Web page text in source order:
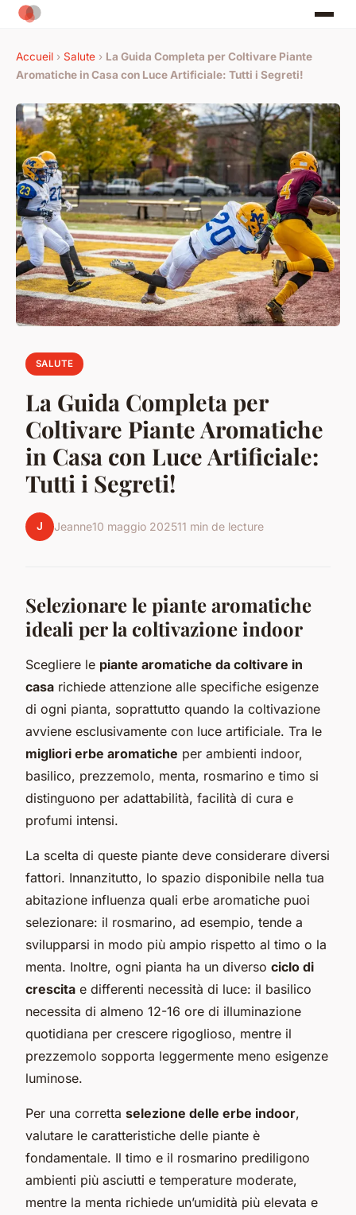
Accueil › Salute › La Guida Completa per Coltivare Piante
Aromatiche in Casa con Luce Artificiale: Tutti i Segreti!
SALUTE
La Guida Completa per
Coltivare Piante Aromatiche
in Casa con Luce Artificiale:
Tutti i Segreti!
J Jeanne10 maggio 202511 min de lecture
Selezionare le piante aromatiche
ideali per la coltivazione indoor
Scegliere le piante aromatiche da coltivare in
casa richiede attenzione alle specifiche esigenze
di ogni pianta, soprattutto quando la coltivazione
avviene esclusivamente con luce artificiale. Tra le
migliori erbe aromatiche per ambienti indoor,
basilico, prezzemolo, menta, rosmarino e timo si
distinguono per adattabilità, facilità di cura e
profumi intensi.
La scelta di queste piante deve considerare diversi
fattori. Innanzitutto, lo spazio disponibile nella tua
abitazione influenza quali erbe aromatiche puoi
selezionare: il rosmarino, ad esempio, tende a
svilupparsi in modo più ampio rispetto al timo o la
menta. Inoltre, ogni pianta ha un diverso ciclo di
crescita e differenti necessità di luce: il basilico
necessita di almeno 12-16 ore di illuminazione
quotidiana per crescere rigoglioso, mentre il
prezzemolo sopporta leggermente meno esigenze
luminose.
Per una corretta selezione delle erbe indoor,
valutare le caratteristiche delle piante è
fondamentale. Il timo e il rosmarino prediligono
ambienti più asciutti e temperature moderate,
mentre la menta richiede un’umidità più elevata e